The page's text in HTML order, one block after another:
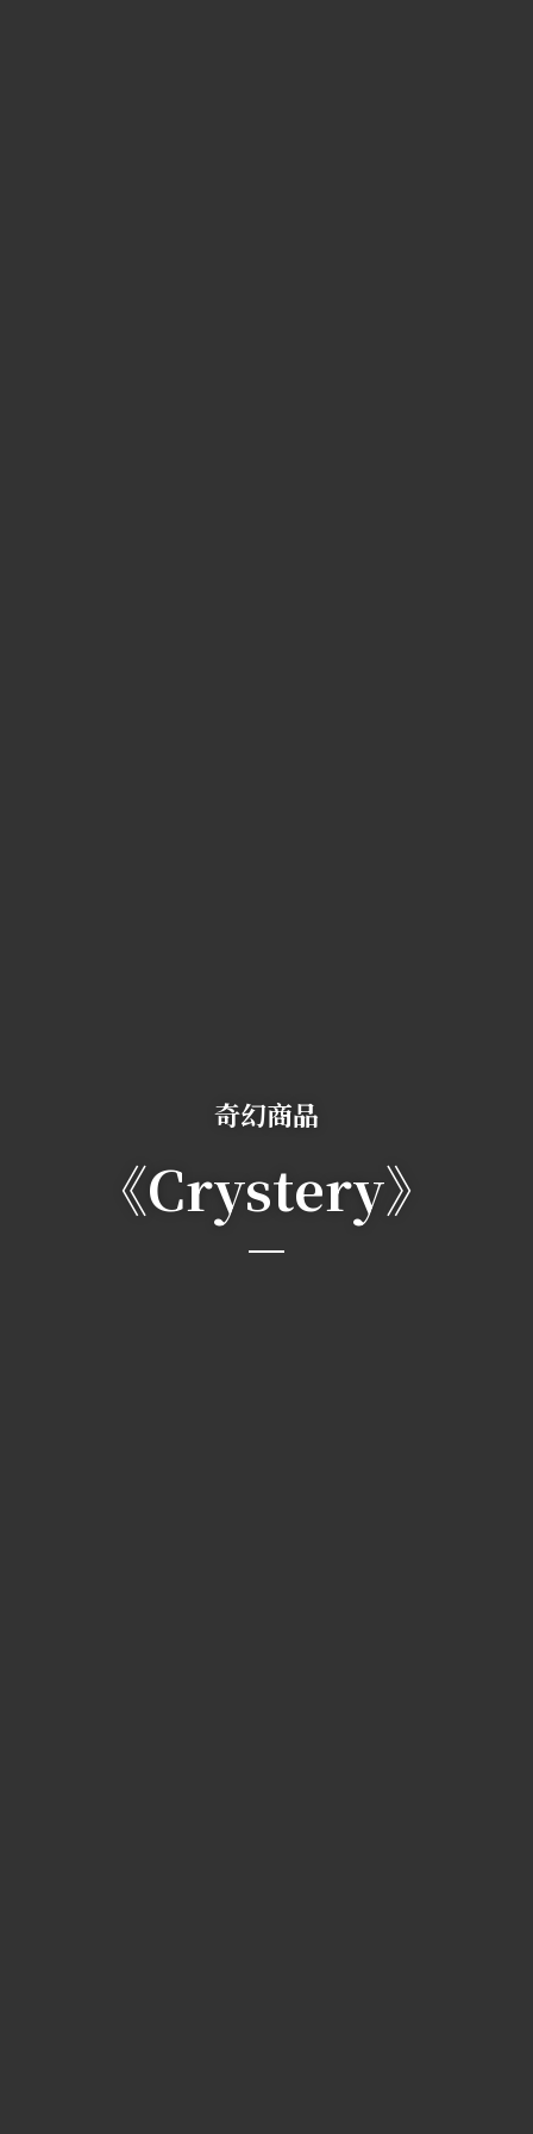
奇幻商品
《Crystery》